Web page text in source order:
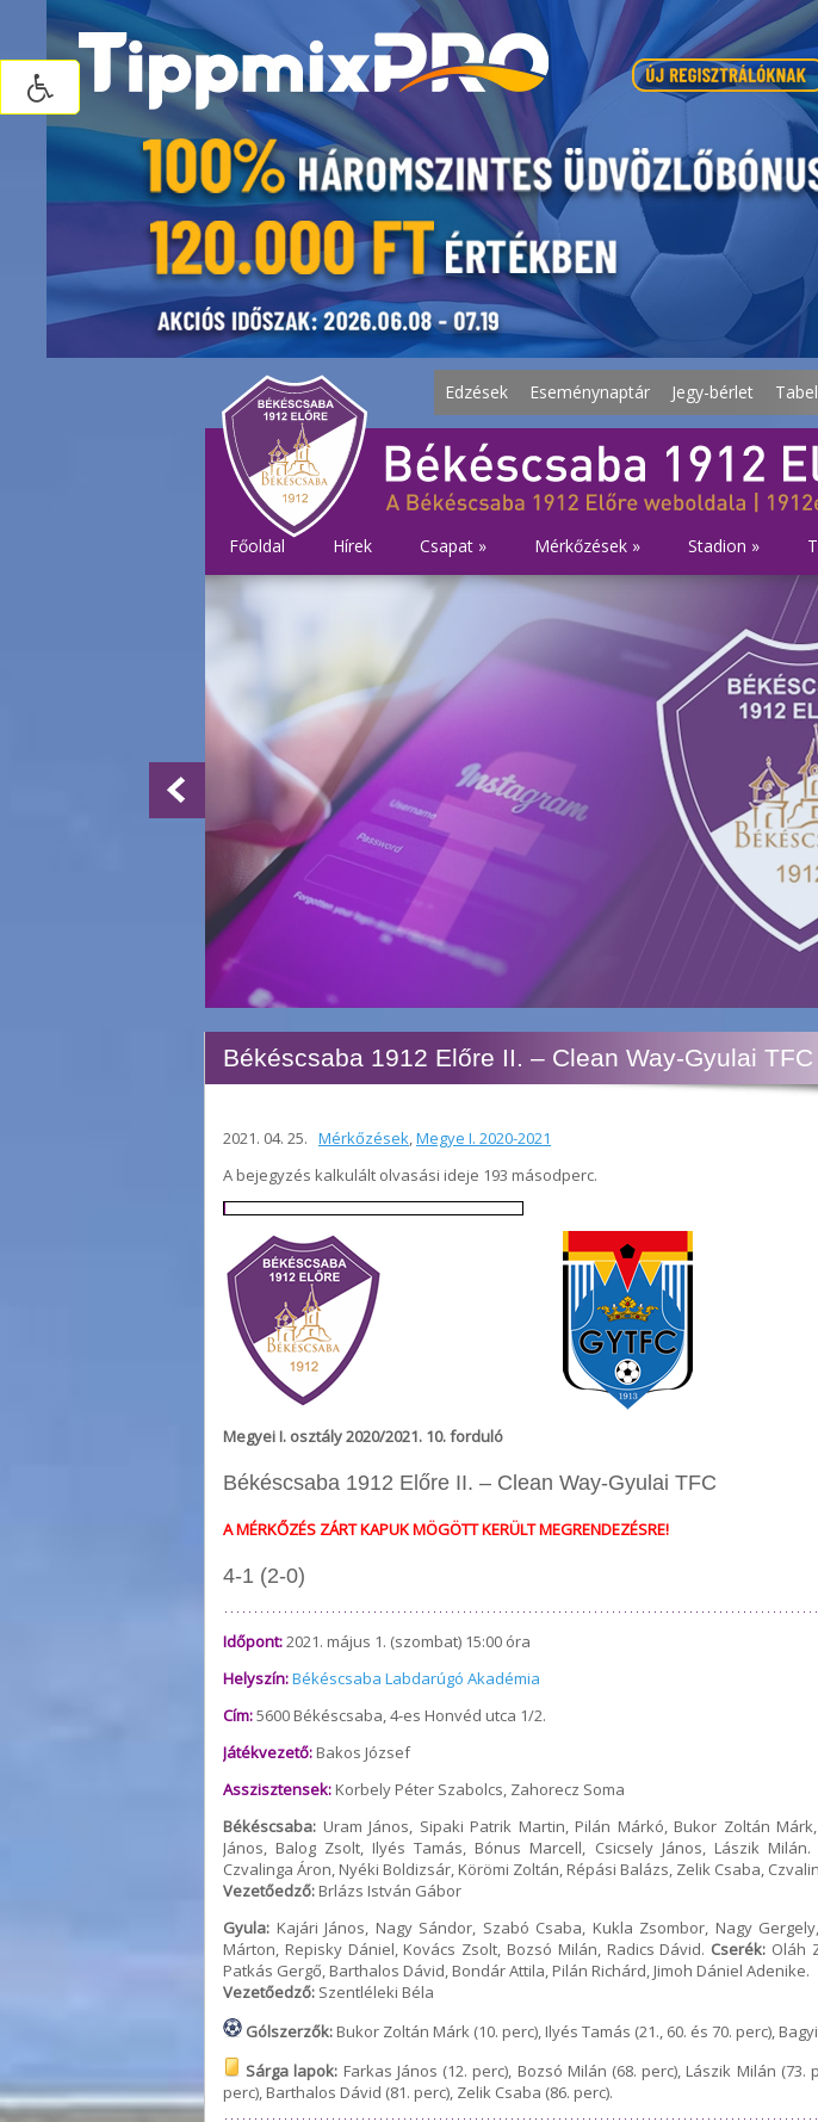
Edzések Eseménynaptár Jegy-bérlet
Főoldal Hírek Csapat » Mérkőzések » Stadion »
Békéscsaba 1912 Előre II. – Clean Way-Gyulai TFC
2021. 04. 25. Mérkőzések,Megye I. 2020-2021
A bejegyzés kalkulált olvasási ideje 193 másodperc.
Megyei I. osztály 2020/2021. 10. forduló
Békéscsaba 1912 Előre II. – Clean Way-Gyulai TFC
A MÉRKŐZÉS ZÁRT KAPUK MÖGÖTT KERÜLT MEGRENDEZÉSRE!
4-1 (2-0)
Időpont:2021. május 1. (szombat) 15:00 óra
Helyszín:Békéscsaba Labdarúgó Akadémia
Cím:5600 Békéscsaba, 4-es Honvéd utca 1/2.
Játékvezető: Bakos József
Asszisztensek: Korbely Péter Szabolcs, Zahorecz Soma
Békéscsaba: Uram János, Sipaki Patrik Martin, Pilán Márkó, Bukor Zoltán
János, Balog Zsolt, Ilyés Tamás, Bónus Marcell, Csicsely János, Lászik Milán.
Czvalinga Áron, Nyéki Boldizsár, Körömi Zoltán, Répási Balázs, Zelik Csaba,
Vezetőedző: Brlázs István Gábor
Gyula: Kajári János, Nagy Sándor, Szabó Csaba, Kukla Zsombor, Nagy
Márton, Repisky Dániel, Kovács Zsolt, Bozsó Milán, Radics Dávid. Cserék: Oláh
Patkás Gergő, Barthalos Dávid, Bondár Attila, Pilán Richárd, Jimoh Dániel Adenike.
Vezetőedző: Szentléleki Béla
Gólszerzők: Bukor Zoltán Márk (10. perc), Ilyés Tamás (21., 60. és 70. perc),
Sárga lapok: Farkas János (12. perc), Bozsó Milán (68. perc), Lászik Milán (73.
perc), Barthalos Dávid (81. perc), Zelik Csaba (86. perc).